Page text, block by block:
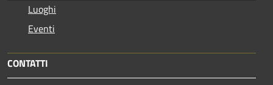
Luoghi
Eventi
CONTATTI